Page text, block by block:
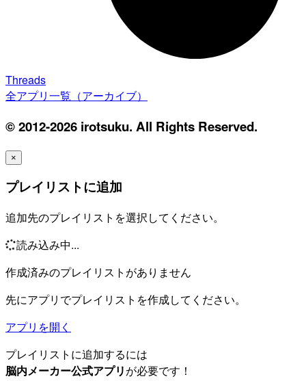
Threads
全アプリ一覧（アーカイブ）
© 2012-2026 irotsuku. All Rights Reserved.
×
プレイリストに追加
追加先のプレイリストを選択してください。
読み込み中...
作成済みのプレイリストがありません
先にアプリでプレイリストを作成してください。
アプリを開く
プレイリストに追加するには
脳内メーカー公式アプリが必要です！